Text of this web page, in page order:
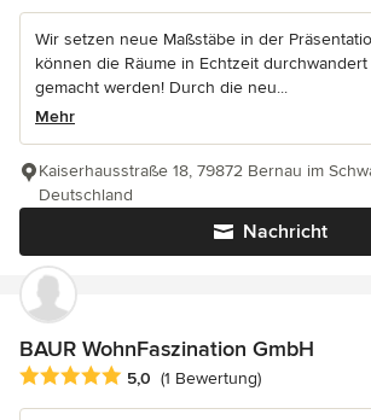
Wir setzen neue Maßstäbe in der
können die Räume in Echtzeit
gemacht werden! Durch die neu...
Mehr
Nachricht
Kaiserhausstraße 18, 79872 Bernau im
Deutschland
BAUR WohnFaszination GmbH
Durchschnittliche Bewertung: 5 von 5
5,0 (1 Bewertung)